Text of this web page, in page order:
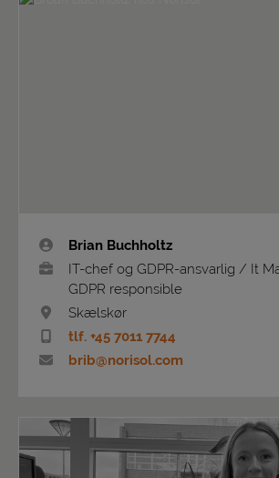
Brian Buchholtz
IT-chef og GDPR-ansvarlig / It
GDPR responsible
Skælskør
tlf. +45 7011 7744
brib@norisol.com